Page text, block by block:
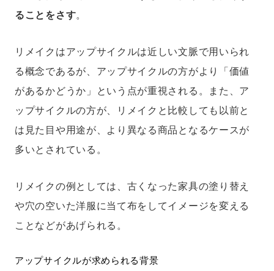
ることをさす。
リメイクはアップサイクルは近しい文脈で用いられ
る概念であるが、アップサイクルの方がより「価値
があるかどうか」という点が重視される。また、ア
ップサイクルの方が、リメイクと比較しても以前と
は見た目や用途が、より異なる商品となるケースが
多いとされている。
リメイクの例としては、古くなった家具の塗り替え
や穴の空いた洋服に当て布をしてイメージを変える
ことなどがあげられる。
アップサイクルが求められる背景